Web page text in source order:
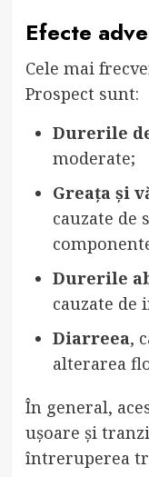
Efecte
Cele mai
Prospect sunt:
Durerile
moderate;
Greața și
cauzate de
Durerile
cauzate de
Diarreea,
alterarea
În general,
ușoare și
întreruperea